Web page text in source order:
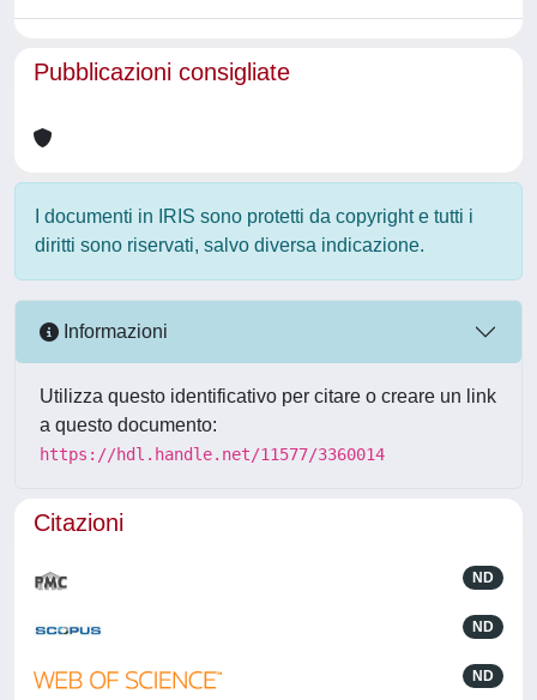
Pubblicazioni consigliate
I documenti in IRIS sono protetti da copyright e tutti i
diritti sono riservati, salvo diversa indicazione.
Informazioni
Utilizza questo identificativo per citare o creare un link
a questo documento:
https://hdl.handle.net/11577/3360014
Citazioni
ND
ND
ND